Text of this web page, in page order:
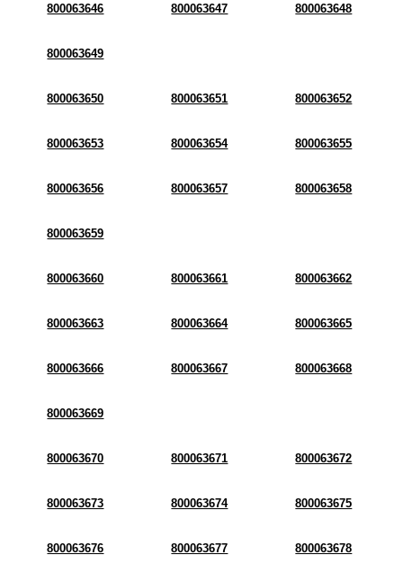
800063646 800063647 800063648
800063649
800063650 800063651 800063652
800063653 800063654 800063655
800063656 800063657 800063658
800063659
800063660 800063661 800063662
800063663 800063664 800063665
800063666 800063667 800063668
800063669
800063670 800063671 800063672
800063673 800063674 800063675
800063676 800063677 800063678